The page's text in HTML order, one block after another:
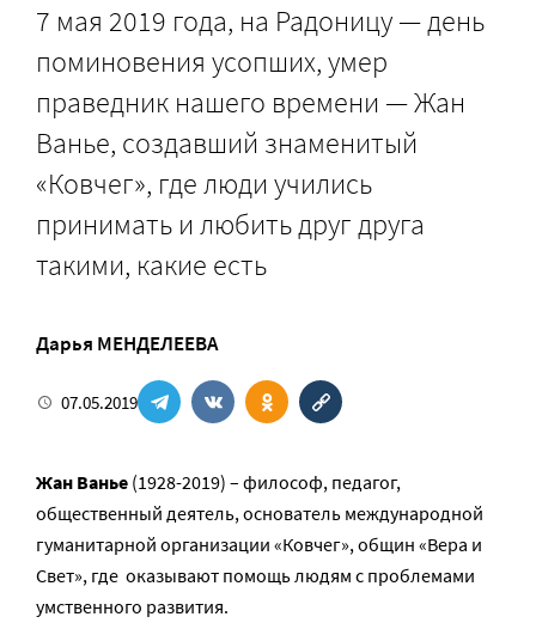
7 мая 2019 года, на Радоницу — день
поминовения усопших, умер
праведник нашего времени — Жан
Ванье, создавший знаменитый
«Ковчег», где люди учились
принимать и любить друг друга
такими, какие есть
Дарья МЕНДЕЛЕЕВА
07.05.2019
Жан Ванье (1928-2019) – философ, педагог,
общественный деятель, основатель международной
гуманитарной организации «Ковчег», общин «Вера и
Свет», где оказывают помощь людям с проблемами
умственного развития.